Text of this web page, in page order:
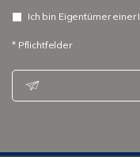
Ich bin Eigentümer einer
* Pflichtfelder